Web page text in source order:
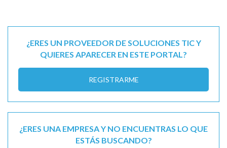
¿ERES UN PROVEEDOR DE SOLUCIONES TIC Y
QUIERES APARECER EN ESTE PORTAL?
REGISTRARME
¿ERES UNA EMPRESA Y NO ENCUENTRAS LO QUE
ESTÁS BUSCANDO?